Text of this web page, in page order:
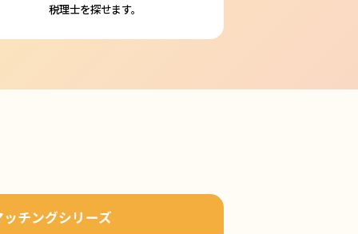
税理士を探せます。
チングシリーズ